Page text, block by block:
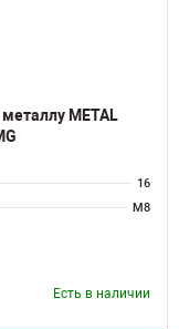
METAL
16
M8
Есть в наличии